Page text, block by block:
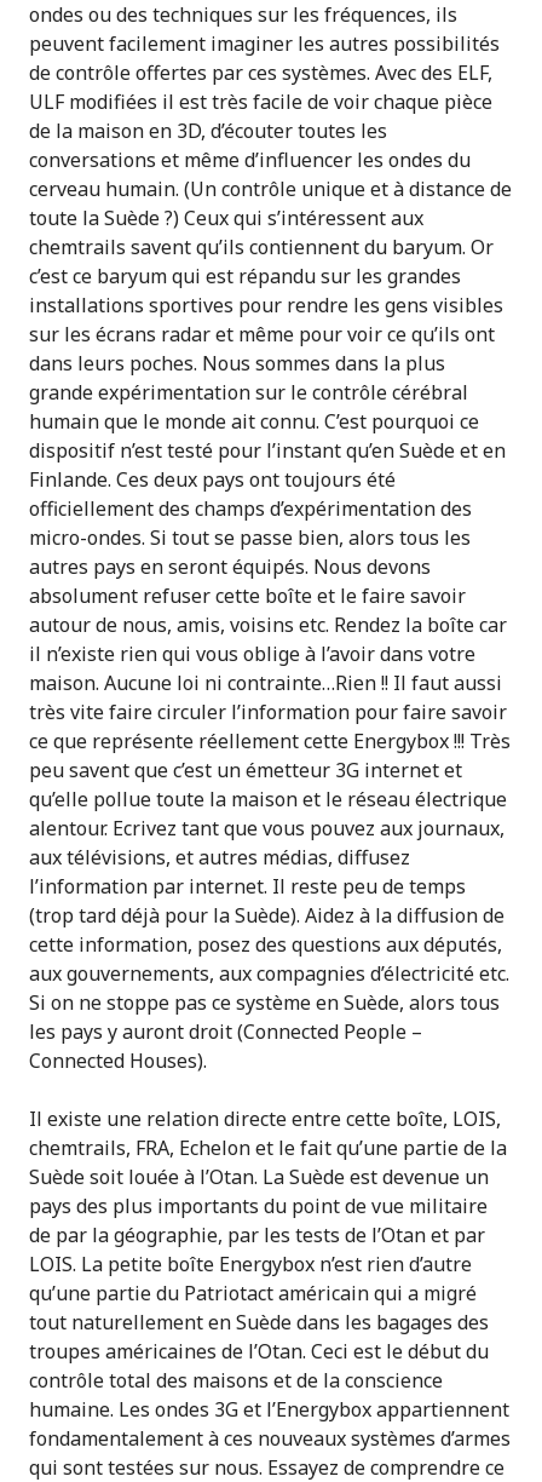
ondes ou des techniques sur les fréquences, ils
peuvent facilement imaginer les autres possibilités
de contrôle offertes par ces systèmes. Avec des ELF,
ULF modifiées il est très facile de voir chaque pièce
de la maison en 3D, d’écouter toutes les
conversations et même d’influencer les ondes du
cerveau humain. (Un contrôle unique et à distance de
toute la Suède ?) Ceux qui s’intéressent aux
chemtrails savent qu’ils contiennent du baryum. Or
c’est ce baryum qui est répandu sur les grandes
installations sportives pour rendre les gens visibles
sur les écrans radar et même pour voir ce qu’ils ont
dans leurs poches. Nous sommes dans la plus
grande expérimentation sur le contrôle cérébral
humain que le monde ait connu. C’est pourquoi ce
dispositif n’est testé pour l’instant qu’en Suède et en
Finlande. Ces deux pays ont toujours été
officiellement des champs d’expérimentation des
micro-ondes. Si tout se passe bien, alors tous les
autres pays en seront équipés. Nous devons
absolument refuser cette boîte et le faire savoir
autour de nous, amis, voisins etc. Rendez la boîte car
il n’existe rien qui vous oblige à l’avoir dans votre
maison. Aucune loi ni contrainte…Rien !! Il faut aussi
très vite faire circuler l’information pour faire savoir
ce que représente réellement cette Energybox !!! Très
peu savent que c’est un émetteur 3G internet et
qu’elle pollue toute la maison et le réseau électrique
alentour. Ecrivez tant que vous pouvez aux journaux,
aux télévisions, et autres médias, diffusez
l’information par internet. Il reste peu de temps
(trop tard déjà pour la Suède). Aidez à la diffusion de
cette information, posez des questions aux députés,
aux gouvernements, aux compagnies d’électricité etc.
Si on ne stoppe pas ce système en Suède, alors tous
les pays y auront droit (Connected People –
Connected Houses).
Il existe une relation directe entre cette boîte, LOIS,
chemtrails, FRA, Echelon et le fait qu’une partie de la
Suède soit louée à l’Otan. La Suède est devenue un
pays des plus importants du point de vue militaire
de par la géographie, par les tests de l’Otan et par
LOIS. La petite boîte Energybox n’est rien d’autre
qu’une partie du Patriotact américain qui a migré
tout naturellement en Suède dans les bagages des
troupes américaines de l’Otan. Ceci est le début du
contrôle total des maisons et de la conscience
humaine. Les ondes 3G et l’Energybox appartiennent
fondamentalement à ces nouveaux systèmes d’armes
qui sont testées sur nous. Essayez de comprendre ce